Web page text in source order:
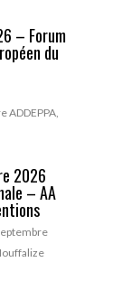
– Forum
du
ADDEPPA,
2026
– AA